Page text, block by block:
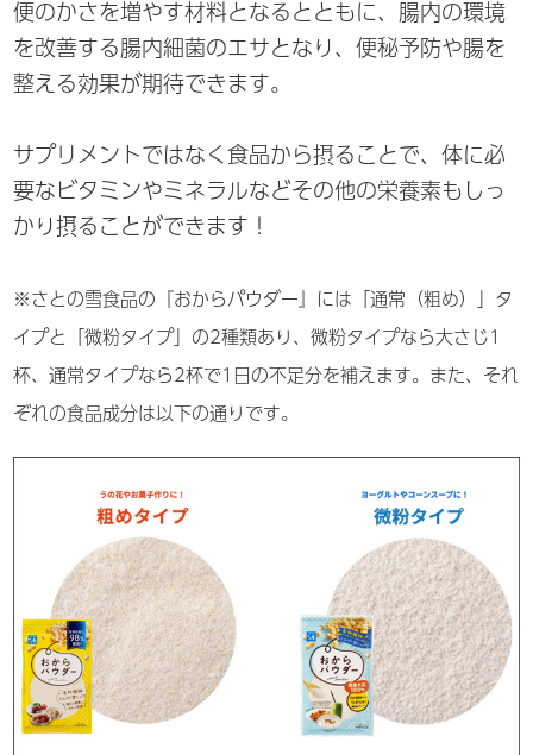
便のかさを増やす材料となるとともに、腸内の環境
を改善する腸内細菌のエサとなり、便秘予防や腸を
整える効果が期待できます。
サプリメントではなく食品から摂ることで、体に必
要なビタミンやミネラルなどその他の栄養素もしっ
かり摂ることができます！
※さとの雪食品の『おからパウダー』には「通常（粗め）」タ
イプと「微粉タイプ」の2種類あり、微粉タイプなら大さじ1
杯、通常タイプなら2杯で1日の不足分を補えます。また、それ
ぞれの食品成分は以下の通りです。